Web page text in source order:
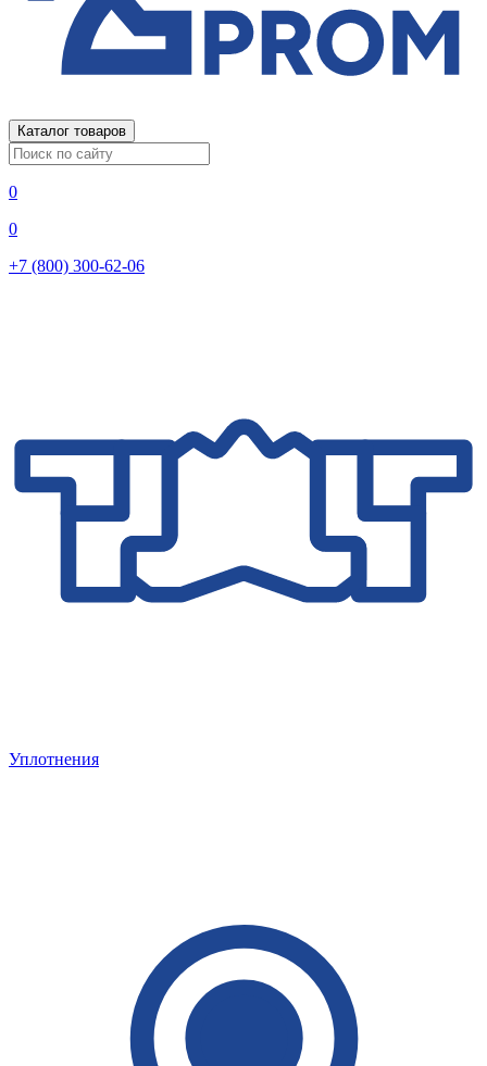
Каталог товаров
0
0
+7 (800) 300-62-06
Уплотнения